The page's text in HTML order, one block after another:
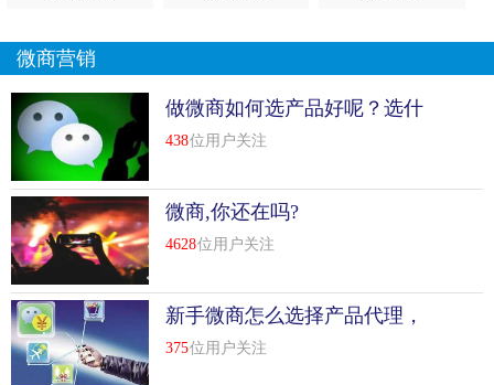
微商营销
做微商如何选产品好呢？选什
么产品比较好?
438位用户关注
微商,你还在吗?
4628位用户关注
新手微商怎么选择产品代理，
微商代理产品技巧
375位用户关注